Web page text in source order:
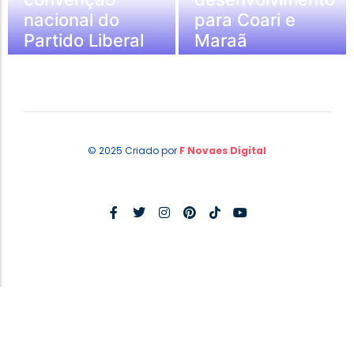
nacional do
Partido Liberal
para Coari e
Maraã
© 2025 Criado por F Novaes Digital